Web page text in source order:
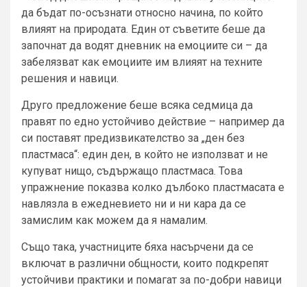
да бъдат по-осъзнати относно начина, по който
влияят на природата. Един от съветите беше да
започнат да водят дневник на емоциите си – да
забелязват как емоциите им влияят на техните
решения и навици.
Друго предложение беше всяка седмица да
правят по едно устойчиво действие – например да
си поставят предизвикателство за „ден без
пластмаса“: един ден, в който не използват и не
купуват нищо, съдържащо пластмаса. Това
упражнение показва колко дълбоко пластмасата е
навлязла в ежедневието ни и ни кара да се
замислим как можем да я намалим.
Също така, участниците бяха насърчени да се
включат в различни общности, които подкрепят
устойчиви практики и помагат за по-добри навици